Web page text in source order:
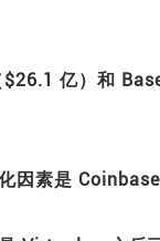
亿）和
因素是